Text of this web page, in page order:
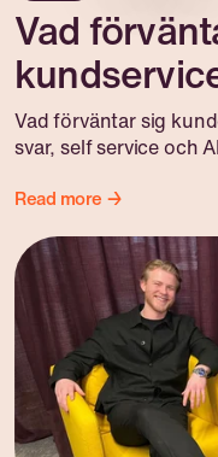
Vad
Vad förväntar sig
svar, self service och
Read more →